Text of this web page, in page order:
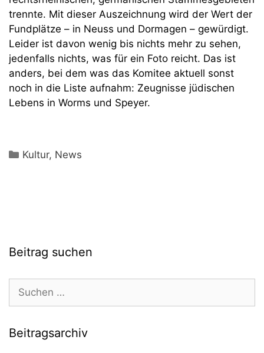
trennte. Mit dieser Auszeichnung wird der Wert der
Fundplätze – in Neuss und Dormagen – gewürdigt.
Leider ist davon wenig bis nichts mehr zu sehen,
jedenfalls nichts, was für ein Foto reicht. Das ist
anders, bei dem was das Komitee aktuell sonst
noch in die Liste aufnahm: Zeugnisse jüdischen
Lebens in Worms und Speyer.
Kategorien
Kultur, News
Beitrag suchen
nach:
Beitragsarchiv